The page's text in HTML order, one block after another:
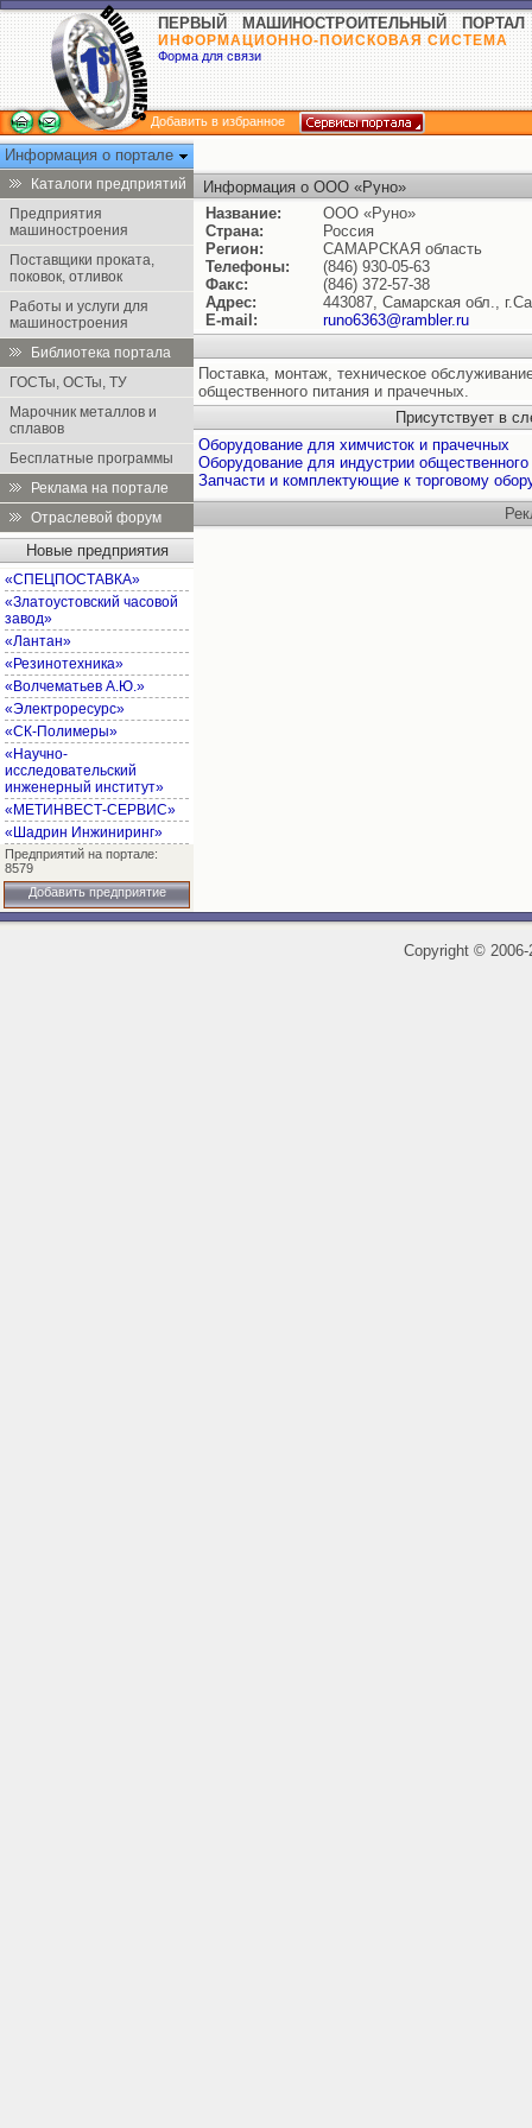
ПЕРВЫЙ МАШИНОСТРОИТЕЛЬНЫЙ ПОРТАЛ
ИНФОРМАЦИОННО-ПОИСКОВАЯ СИСТЕМА
Форма для связи
Добавить в избранное
Информация о портале
Каталоги предприятий
Предприятия
машиностроения
Поставщики проката,
поковок, отливок
Работы и услуги для
машиностроения
Библиотека портала
ГОСТы, ОСТы, ТУ
Марочник металлов и
сплавов
Бесплатные программы
Реклама на портале
Отраслевой форум
Новые предприятия
«СПЕЦПОСТАВКА»
«Златоустовский часовой
завод»
«Лантан»
«Резинотехника»
«Волчематьев А.Ю.»
«Электроресурс»
«СК-Полимеры»
«Научно-
исследовательский
инженерный институт»
«МЕТИНВЕСТ-СЕРВИС»
«Шадрин Инжиниринг»
Предприятий на портале:
8579
Добавить предприятие
Информация о ООО «Руно»
Название:
ООО «Руно»
Страна:
Россия
Регион:
САМАРСКАЯ область
Телефоны:
(846) 930-05-63
Факс:
(846) 372-57-38
Адрес:
443087, Самарская обл.,
E-mail:
runo6363@rambler.ru
Поставка, монтаж, техническое
общественного питания и прачечных.
Присутствует в
Оборудование для химчисток и прачечных
Оборудование для индустрии общественного
Запчасти и комплектующие к торговому
Copyright ©